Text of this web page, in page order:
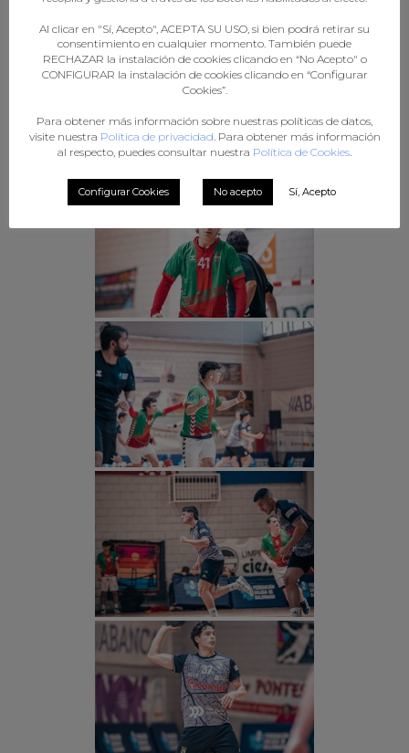
Al clicar en "Sí, Acepto", ACEPTA SU USO, si bien podrá retirar su
consentimiento en cualquier momento. También puede
RECHAZAR la instalación de cookies clicando en “No Acepto" o
CONFIGURAR la instalación de cookies clicando en “Configurar
Cookies”.
Para obtener más información sobre nuestras políticas de datos,
visite nuestra Política de privacidad . Para obtener más información
al respecto, puedes consultar nuestra Política de Cookies
Configurar Cookies No acepto Sí, Acepto